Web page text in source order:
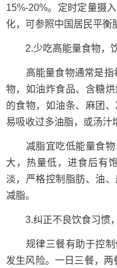
15%-20%。定时定量摄
化，可参照中国居民平衡
2.少吃高能量食物，
高能量食物通常是指
物，如油炸食品、含糖
的食物，如油条、麻团
易吸收过多油脂，或汤汁
减脂宜吃低能量食物
大，热量低，进食后有
淡，严格控制脂肪、油
减脂。
3.纠正不良饮食习惯
规律三餐有助于控制
发生风险。一日三餐，